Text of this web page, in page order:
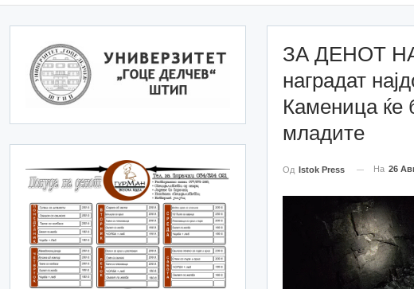
ЗА ДЕНОТ НА
наградат
Каменица ќе
младите
Од Istok Press На 26